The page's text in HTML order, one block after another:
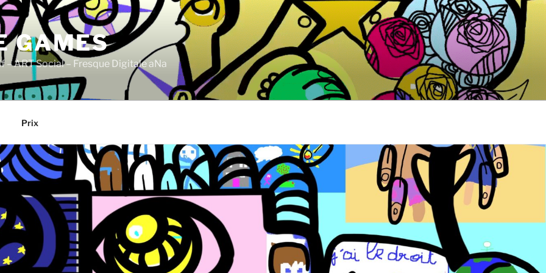
GAMES
ART Social – Fresque Digitale aNa
Prix